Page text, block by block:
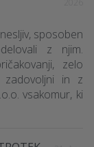
sposoben
z njim.
zelo
zadovoljni in z
vsakomur, ki